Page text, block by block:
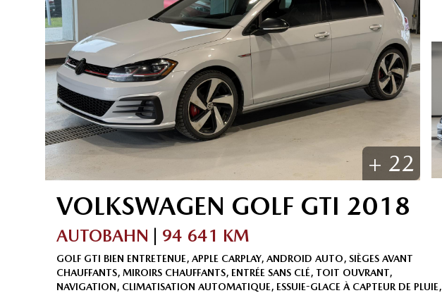
+ 22
VOLKSWAGEN GOLF GTI 2018
AUTOBAHN 94 641 KM
GOLF GTI BIEN ENTRETENUE, APPLE CARPLAY, ANDROID AUTO, SIÈGES AVANT
CHAUFFANTS, MIROIRS CHAUFFANTS, ENTRÉE SANS CLÉ, TOIT OUVRANT,
NAVIGATION, CLIMATISATION AUTOMATIQUE, ESSUIE-GLACE À CAPTEUR DE PLUIE,